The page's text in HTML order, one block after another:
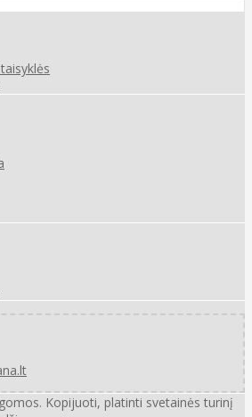
Kopijuoti, platinti svetainės turinį